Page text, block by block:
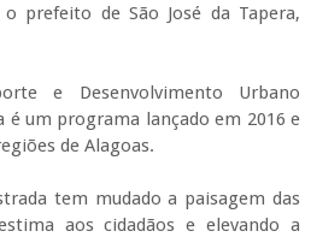
prefeito de São José da Tapera,
e Desenvolvimento Urbano
é um programa lançado em 2016 e
de Alagoas.
tem mudado a paisagem das
aos cidadãos e elevando a